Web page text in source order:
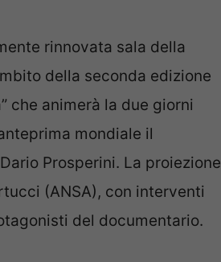
rinnovata sala della
della seconda edizione
che animerà la due giorni
mondiale il
Prosperini. La proiezione
(ANSA), con interventi
del documentario.